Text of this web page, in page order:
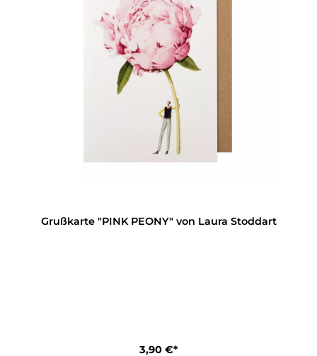
Grußkarte "PINK PEONY" von Laura Stoddart
3,90 €*